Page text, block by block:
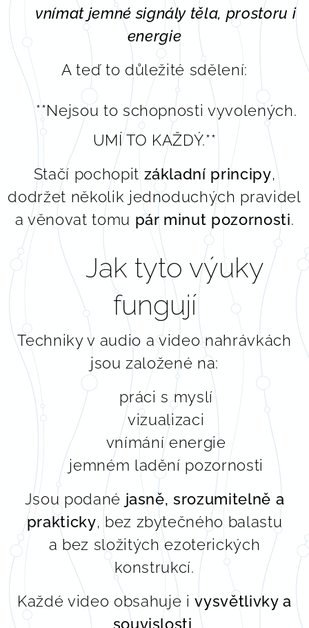
✨ vnímat jemné signály těla, prostoru i
energie
A teď to důležité sdělení:
🌱 **Nejsou to schopnosti vyvolených.
UMÍ TO KAŽDÝ.**
Stačí pochopit základní principy,
dodržet několik jednoduchých pravidel
a věnovat tomu pár minut pozornosti.
🧠 Jak tyto výuky
fungují
Techniky v audio a video nahrávkách
jsou založené na:
🧠 práci s myslí
👁️ vizualizaci
🌈 vnímání energie
🌀 jemném ladění pozornosti
Jsou podané jasně, srozumitelně a
prakticky, bez zbytečného balastu
a bez složitých ezoterických
konstrukcí.
Každé video obsahuje ivysvětlivky a
souvislosti,